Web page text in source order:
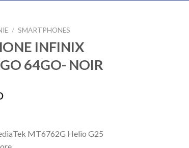
/ SMARTPHONES
INFINIX
64GO- NOIR
MT6762G Helio G25